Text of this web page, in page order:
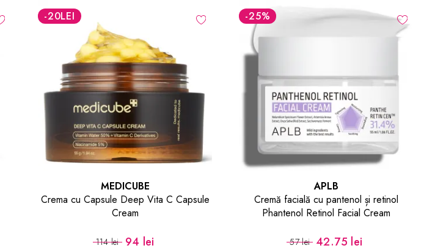
-20LEI
MEDICUBE
Crema cu Capsule Deep Vita C Capsule
Cream
114 lei 94 lei
-25%
APLB
Cremă facială cu pantenol și retinol
Phantenol Retinol Facial Cream
57 lei 42.75 lei